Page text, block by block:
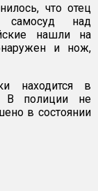
что отец
самосуд над
нашли на
и нож,
находится в
В полиции не
в состоянии